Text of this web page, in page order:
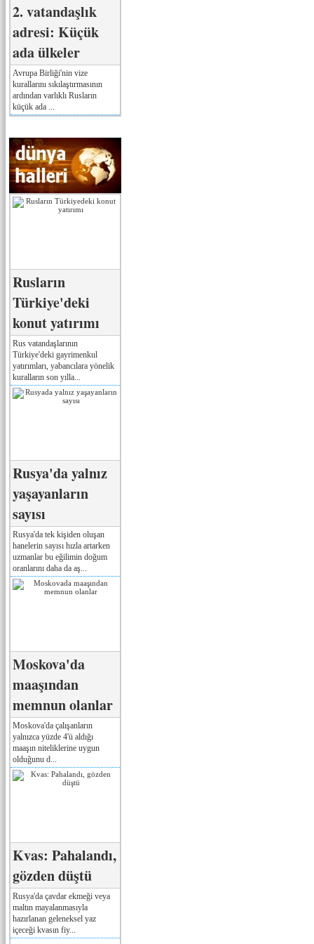
2. vatandaşlık
adresi: Küçük
ada ülkeler
Avrupa Birliği'nin vize
kurallarını sıkılaştırmasının
ardından varlıklı Rusların
küçük ada ...
Rusların
Türkiye'deki
konut yatırımı
Rus vatandaşlarının
Türkiye'deki gayrimenkul
yatırımları, yabancılara yönelik
kuralların son yılla...
Rusya'da yalnız
yaşayanların
sayısı
Rusya'da tek kişiden oluşan
hanelerin sayısı hızla artarken
uzmanlar bu eğilimin doğum
oranlarını daha da aş...
Moskova'da
maaşından
memnun olanlar
Moskova'da çalışanların
yalnızca yüzde 4'ü aldığı
maaşın niteliklerine uygun
olduğunu d...
Kvas: Pahalandı,
gözden düştü
Rusya'da çavdar ekmeği veya
maltın mayalanmasıyla
hazırlanan geleneksel yaz
içeceği kvasın fiy...